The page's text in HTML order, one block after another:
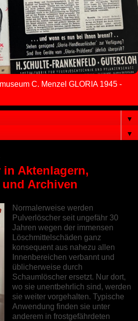
C. Menzel GLORIA 1945 -
▼
▼
Aktenlagern,
Archiven
Normalerweise werden
Pulverlöscher seit ungefähr 30
Jahren wegen der immensen
Löschmittelschäden ganz
konsequent aus nahezu allen
Innenbereichen verbannt und
üblicherweise durch
Schaumlöscher ersetzt. Nur dort,
wo sie unentbehrlich sind, werden
sie weiter vorgehalten. Typische
Anwendung finden sie unter
anderem in frostgefährdeten